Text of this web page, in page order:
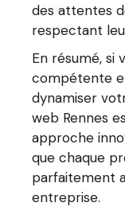
des attentes
respectant
En résumé, si
compétente
dynamiser
web Rennes
approche
que chaque
parfaitement
entreprise.